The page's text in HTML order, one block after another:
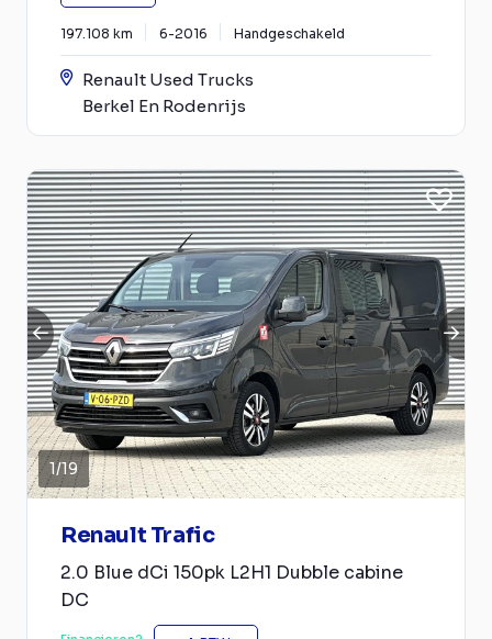
197.108 km 6-2016 Handgeschakeld
Renault Used Trucks
Berkel En Rodenrijs
1/19
Renault Trafic
2.0 Blue dCi 150pk L2H1 Dubble cabine
DC